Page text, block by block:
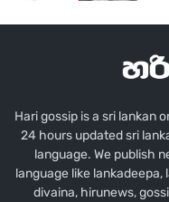
Hari gossip is a sri lankan
24 hours updated sri
language. We publish
language like
divaina, hirunews,